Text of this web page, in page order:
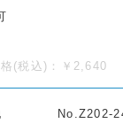
(税込)：￥2,640
No.Z202-